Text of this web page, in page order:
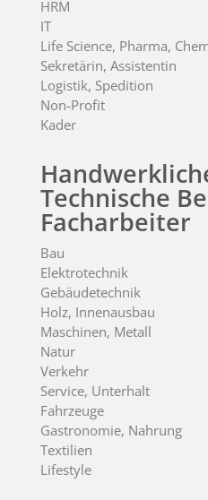
HRM
IT
Life Science, Pharma,
Sekretärin, Assistentin
Logistik, Spedition
Non-Profit
Kader
Technische
Facharbeiter
Bau
Elektrotechnik
Gebäudetechnik
Holz, Innenausbau
Maschinen, Metall
Natur
Verkehr
Service, Unterhalt
Fahrzeuge
Gastronomie, Nahrung
Textilien
Lifestyle